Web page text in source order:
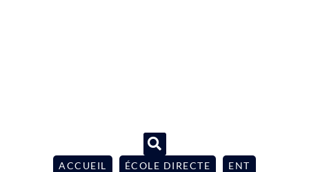
ACCUEIL ÉCOLE DIRECTE
ENT